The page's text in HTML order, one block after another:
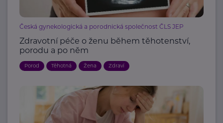
Česká gynekologická a porodnická společnost ČLS JEP
Zdravotní péče o ženu během těhotenství,
porodu a po něm
Porod Těhotná Žena Zdraví